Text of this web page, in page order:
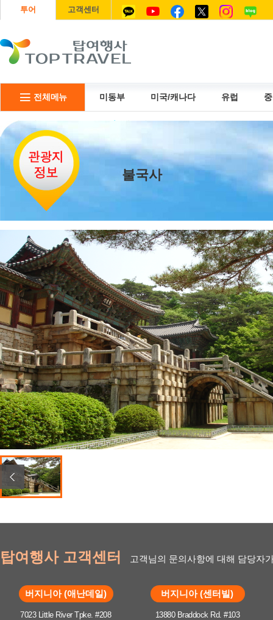
투어 고객센터
전체메뉴 미동부 미국/캐나다 유럽
리무진
불국사
탑여행사 고객센터 고객님의 문의사항에 대해 담당자
버지니아 (애난데일)
7023 Little River Tpke. #208
버지니아 (센터빌)
13880 Braddock Rd. #103